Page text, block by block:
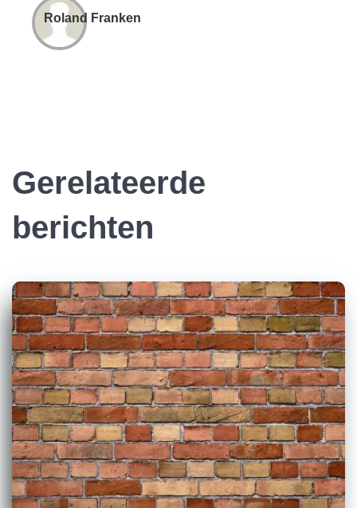
Roland Franken
Gerelateerde
berichten